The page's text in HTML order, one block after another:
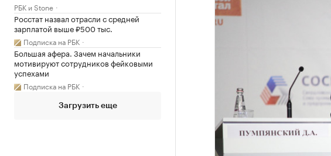
РБК и Stone
Росстат назвал отрасли с средней
зарплатой выше ₽500 тыс.
Подписка на РБК
Большая афера. Зачем начальники
мотивируют сотрудников фейковыми
успехами
Подписка на РБК
Загрузить еще